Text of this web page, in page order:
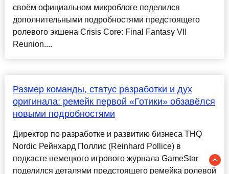
своём официальном микроблоге поделился
дополнительными подробностями предстоящего
ролевого экшена Crisis Core: Final Fantasy VII
Reunion....
Размер команды, статус разработки и дух
оригинала: ремейк первой «Готики» обзавёлся
новыми подробностями
Директор по разработке и развитию бизнеса THQ
Nordic Рейнхард Поллис (Reinhard Pollice) в
подкасте немецкого игрового журнала GameStar
поделился деталями предстоящего ремейка ролевой